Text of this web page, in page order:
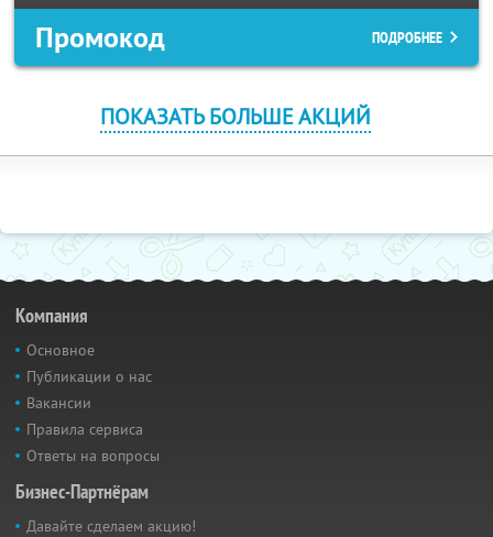
Промокод ПОДРОБНЕЕ
ПОКАЗАТЬ БОЛЬШЕ АКЦИЙ
Компания
Основное
Публикации о нас
Вакансии
Правила сервиса
Ответы на вопросы
Бизнес-Партнёрам
Давайте сделаем акцию!